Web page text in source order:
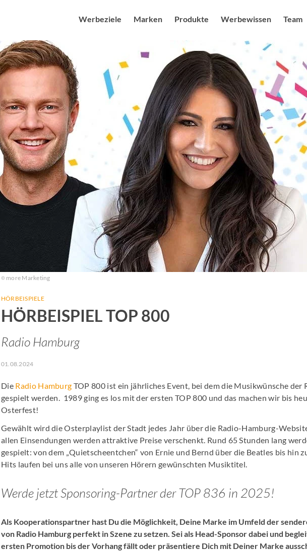
Werbeziele
Abverkauf steigern
Eröffnung feiern
Bekanntheit ausbauen
Markenimage schärfen
Employer Branding stärken
Leads generieren
Marken
Sendermarken
Senderkombis
Digitale Angebote
Produkte
Produkte
Radio / Audio
Digital
Moderatoren als Testimonials
Social Media Marketing
Events & Promotion
Job Spots & Employer Branding
Online Audio Kalkulator
Radio Hamburg Jobmesse
Werbewissen
Radio USPs
Studien
Nachhaltigkeit
Kampagnenplanung
More FAQs
Medialexikon
Team
Karriere &
Blog
Spot des
Digital
Online
Events &
more Marketing
HÖRBEISPIELE
HÖRBEISPIEL TOP 800
Radio Hamburg
01.08.2024
DieRadio Hamburg TOP 800 ist ein jährliches Event, bei dem die Musikwünsche
gespielt werden. 1989 ging es los mit der ersten TOP 800 und das machen wir bis
Osterfest!
Gewählt wird die Osterplaylist der Stadt jedes Jahr über die Radio-Hamburg-
allen Einsendungen werden attraktive Preise verschenkt. Rund 65 Stunden lang
gespielt: von dem „Quietscheentchen“ von Ernie und Bernd über die Beatles bis hin
Hits laufen bei uns alle von unseren Hörern gewünschten Musiktitel.
Werde jetzt Sponsoring-Partner der TOP 836 in 2025!
Als Kooperationspartner hast Du die Möglichkeit, Deine Marke im Umfeld der
von Radio Hamburg perfekt in Szene zu setzen. Sei als Head-Sponsor dabei und
ersten Promotion bis der Vorhang fällt oder präsentiere Dich mit Deiner Marke